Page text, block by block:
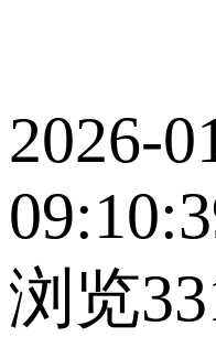
2026-
浏览